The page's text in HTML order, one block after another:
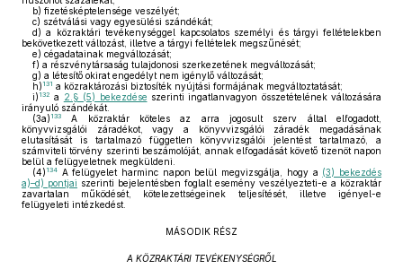
b) fizetésképtelensége veszélyét;
c) szétválási vagy egyesülési szándékát;
d) a közraktári tevékenységgel kapcsolatos személyi és tárgyi feltételekben
bekövetkezett változást, illetve a tárgyi feltételek megszűnését;
e) cégadatainak megváltozását;
f) a részvénytársaság tulajdonosi szerkezetének megváltozását;
g) a létesítő okirat engedélyt nem igénylő változását;
h) 131 a közraktározási biztosíték nyújtási formájának megváltoztatását;
i) 132 a 2.§ (5) bekezdése szerinti ingatlanvagyon összetételének változására
irányuló szándékát.
(3a) 133
A közraktár köteles az arra jogosult szerv által elfogadott,
könyvvizsgálói záradékot, vagy a könyvvizsgálói záradék megadásának
elutasítását is tartalmazó független könyvvizsgálói jelentést tartalmazó, a
számviteli törvény szerinti beszámolóját, annak elfogadását követő tizenöt napon
belül a felügyeletnek megküldeni.
(4) 134 A felügyelet harminc napon belül megvizsgálja, hogy a (3) bekezdés
a)–d) pontjai szerinti bejelentésben foglalt esemény veszélyezteti-e a közraktár
zavartalan működését, kötelezettségeinek teljesítését, illetve igényel-e
felügyeleti intézkedést.
MÁSODIK RÉSZ
A KÖZRAKTÁRI TEVÉKENYSÉGRŐL